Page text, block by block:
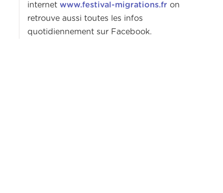
internetwww.festival-migrations.fr on
retrouve aussi toutes les infos
quotidiennement sur Facebook.